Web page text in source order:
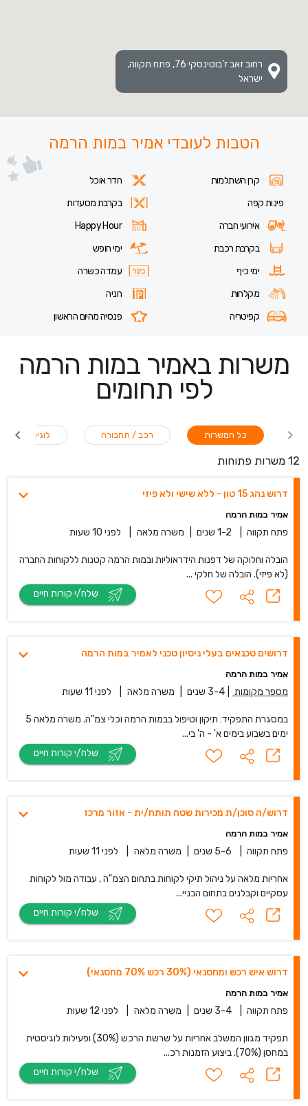
רחוב זאב ז'בוטינסקי 76, פתח תקווה,
ישראל
הטבות לעובדי אמיר במות הרמה
קרן השתלמות
חדר אוכל
פינות קפה
בקרבת מסעדות
אירועי חברה
Happy Hour
בקרבת רכבת
ימי חופש
ימי כיף
עמדה כשרה
מקלחות
חניה
קפיטריה
פנסיה מהיום הראשון
משרות באמיר במות הרמה
לפי תחומים
לוגיסטיקה / רכב / תחבורה כל המשרות
12 משרות פתוחות
דרוש נהג 15 טון - ללא שישי ולא פיזי
אמיר במות הרמה
פתח תקווה 1-2 שנים משרה מלאה לפני 10 שעות
הובלה וחלוקה של דפנות הידראוליות ובמות הרמה קטנות ללקוחות החברה
(לא פיזי). הובלה של חלקי ...
דרושים טכנאים בעלי ניסיון טכני לאמיר במות הרמה
אמיר במות הרמה
מספר מקומות 3-4 שנים משרה מלאה לפני 11 שעות
במסגרת התפקיד: תיקון וטיפול בבמות הרמה וכלי צמ"ה. משרה מלאה 5
ימים בשבוע בימים א' - ה' בי...
דרוש/ה סוכן/ת מכירות שטח תותח/ית - אזור מרכז
אמיר במות הרמה
פתח תקווה 5-6 שנים משרה מלאה לפני 11 שעות
אחריות מלאה על ניהול תיקי לקוחות בתחום הצמ"ה , עבודה מול לקוחות
עסקיים וקבלנים בתחום הבניי...
דרוש איש רכש ומחסנאי (30% רכש 70% מחסנאי)
אמיר במות הרמה
פתח תקווה 3-4 שנים משרה מלאה לפני 12 שעות
תפקיד מגוון המשלב אחריות על שרשת הרכש (30%) ופעילות לוגיסטית
במחסן (70%). ביצוע הזמנות רכ...